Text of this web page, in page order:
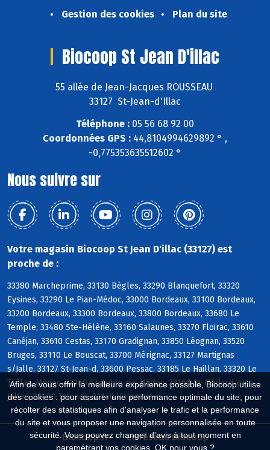
Afin de vous offrir la meilleure expérience possible, Biocoop utilise
des cookies : pour assurer une performance optimale du site, pour
récolter des statistiques afin d'analyser le trafic et la performance
du site et vous proposer une navigation personnalisée en toute
sécurité. Vous pouvez changer d'avis à tout moment en
paramétrant vos cookies. OK pour vous ?
Gestion des cookies
Plan du site
Biocoop St Jean D'illac
55 allée de Jean-Jacques ROUSSEAU
33127 St-Jean-d'Illac
Téléphone : 05 56 68 92 00
Coordonnées GPS : 44,8104994629892 ° ,
-0,775353635512602 °
Nous suivre sur
Votre magasin Biocoop St Jean D'illac (33127) est
proche de :
33380 Marcheprime, 33130 Bègles, 33290 Blanquefort, 33320
Eysines, 33290 Le Pian-Médoc, 33000 Bordeaux, 33100 Bordeaux,
33200 Bordeaux, 33300 Bordeaux, 33800 Bordeaux, 33680 Le
Temple, 33480 Ste-Hélène, 33160 Salaunes, 33270 Floirac, 33610
Canéjan, 33610 Cestas, 33170 Gradignan, 33850 Léognan, 33520
Bruges, 33110 Le Bouscat, 33700 Mérignac, 33127 Martignas
s/Jalle, 33127 St-Jean-d, 33600 Pessac, 33185 Le Haillan, 33320 Le
Taillan-Médoc, 33160 St-Aubin-de-Médoc, 33160 St-Médard-en-
Jalles, 33400 Talence, 33140 Villenave-d
Biocoop.fr
Le réseau Biocoop